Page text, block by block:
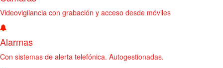
Videovigilancia con grabación y acceso desde móviles
Alarmas
Con sistemas de alerta telefónica. Autogestionadas.